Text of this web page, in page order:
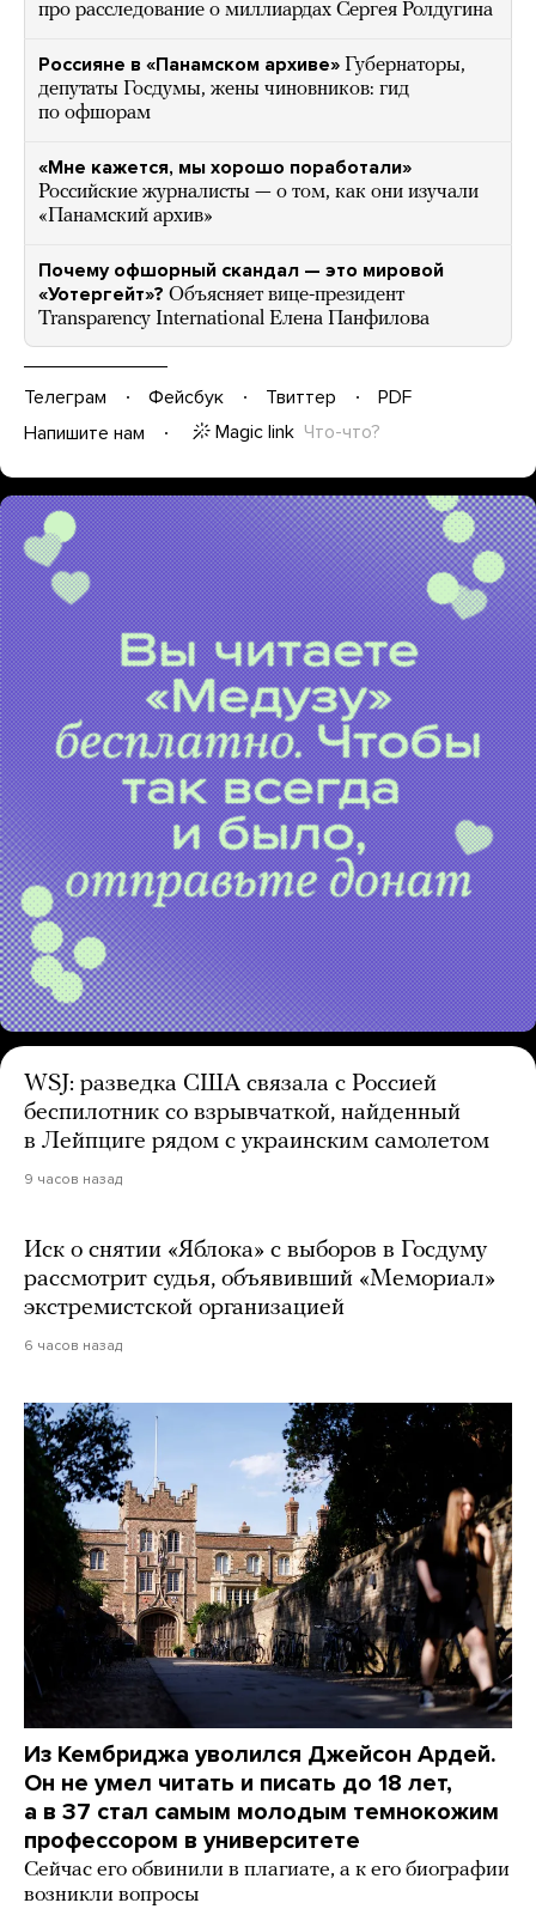
про расследование о миллиардах Сергея Ролдугина
Россияне в «Панамском архиве» Губернаторы,
депутаты Госдумы, жены чиновников: гид
по офшорам
«Мне кажется, мы хорошо поработали»
Российские журналисты — о том, как они изучали
«Панамский архив»
Почему офшорный скандал — это мировой
«Уотергейт»? Объясняет вице-президент
Transparency International Елена Панфилова
Телеграм Фейсбук Твиттер
PDF
Напишите нам
Magic link Что-что?
WSJ: разведка США связала с Россией
беспилотник со взрывчаткой, найденный
в Лейпциге рядом с украинским самолетом
9 часов назад
Иск о снятии «Яблока» с выборов в Госдуму
рассмотрит судья, объявивший «Мемориал»
экстремистской организацией
6 часов назад
Из Кембриджа уволился Джейсон Ардей.
Он не умел читать и писать до 18 лет,
а в 37 стал самым молодым темнокожим
профессором в университете
Сейчас его обвинили в плагиате, а к его биографии
возникли вопросы